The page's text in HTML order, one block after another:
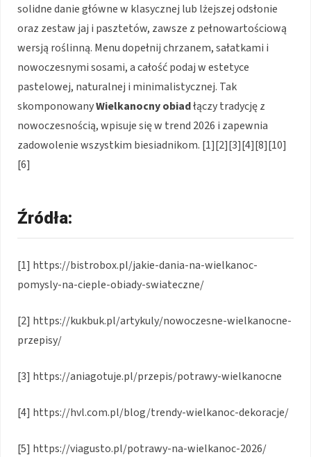
solidne danie główne w klasycznej lub lżejszej odsłonie
oraz zestaw jaj i pasztetów, zawsze z pełnowartościową
wersją roślinną. Menu dopełnij chrzanem, sałatkami i
nowoczesnymi sosami, a całość podaj w estetyce
pastelowej, naturalnej i minimalistycznej. Tak
skomponowanyWielkanocny obiadłączy tradycję z
nowoczesnością, wpisuje się w trend 2026 i zapewnia
zadowolenie wszystkim biesiadnikom. [1][2][3][4][8][10]
[6]
Źródła:
[1] https://bistrobox.pl/jakie-dania-na-wielkanoc-
pomysly-na-cieple-obiady-swiateczne/
[2] https://kukbuk.pl/artykuly/nowoczesne-wielkanocne-
przepisy/
[3] https://aniagotuje.pl/przepis/potrawy-wielkanocne
[4] https://hvl.com.pl/blog/trendy-wielkanoc-dekoracje/
[5] https://viagusto.pl/potrawy-na-wielkanoc-2026/